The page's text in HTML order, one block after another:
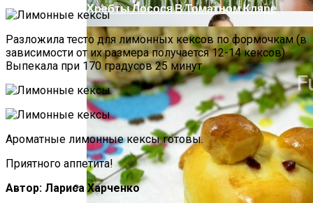
Хребты Лосося В Томатном Кляре
Разложила тесто для лимонных кексов по формочкам (в
зависимости от их размера получается 12-14 кексов).
Выпекала при 170 градусов 25 минут.
Ароматные лимонные кексы готовы.
Приятного аппетита!
Автор: Лариса Харченко